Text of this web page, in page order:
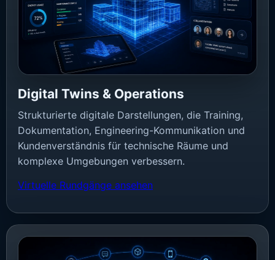
Digital Twins & Operations
Strukturierte digitale Darstellungen, die Training,
Dokumentation, Engineering-Kommunikation und
Kundenverständnis für technische Räume und
komplexe Umgebungen verbessern.
Virtuelle Rundgänge ansehen